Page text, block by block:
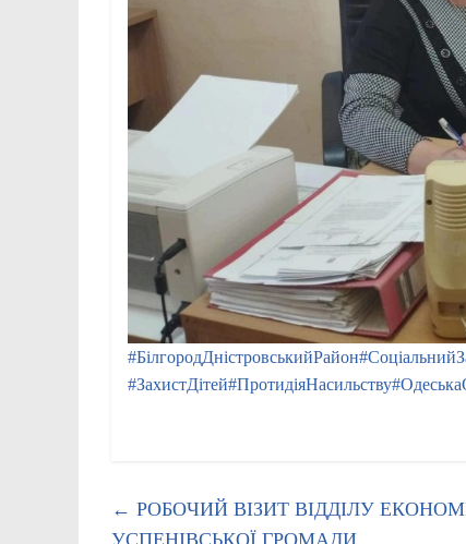
#БілгородДністровськийРайон
#ЗахистДітей#ПротидіяНасильству
← РОБОЧИЙ ВІЗИТ ВІДДІЛУ
УСПЕНІВСЬКОЇ ГРОМАДИ